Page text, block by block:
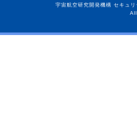
宇宙航空研究開発機構 セキュ